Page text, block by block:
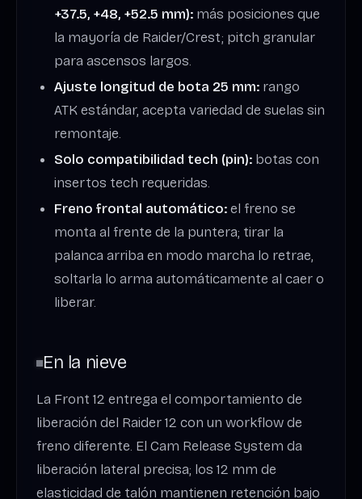
+37.5, +48, +52.5 mm): más posiciones que
la mayoría de Raider/Crest; pitch granular
para ascensos largos.
Ajuste longitud de bota 25 mm: rango
ATK estándar, acepta variedad de suelas sin
remontaje.
Solo compatibilidad tech (pin): botas con
insertos tech requeridas.
Freno frontal automático:el freno se
monta al frente de la puntera; tirar la
palanca arriba en modo marcha lo retrae,
soltarla lo arma automáticamente al caer o
liberar.
En la nieve
La Front 12 entrega el comportamiento de
liberación del Raider 12 con un workflow de
freno diferente. El Cam Release System da
liberación lateral precisa; los 12 mm de
elasticidad de talón mantienen retención bajo